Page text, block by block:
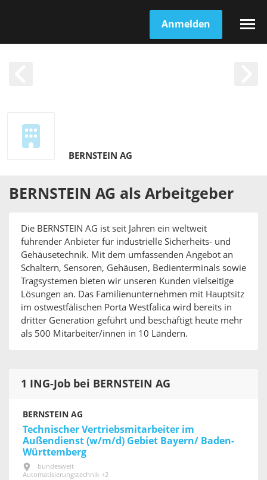
Anmelden
BERNSTEIN AG
BERNSTEIN AG als Arbeitgeber
Die BERNSTEIN AG ist seit Jahren ein weltweit
führender Anbieter für industrielle Sicherheits- und
Gehäusetechnik. Mit dem umfassenden Angebot an
Schaltern, Sensoren, Gehäusen, Bedienterminals sowie
Tragsystemen bieten wir unseren Kunden vielseitige
Lösungen an. Das Familienunternehmen mit Hauptsitz
im ostwestfälischen Porta Westfalica wird bereits in
dritter Generation geführt und beschäftigt heute mehr
als 500 Mitarbeiter/innen in 10 Ländern.
1 ING-Job bei BERNSTEIN AG
BERNSTEIN AG
Technischer Vertriebsmitarbeiter im
Außendienst (w/m/d) Gebiet Bayern/ Baden-
Württemberg
bundesweit
Automatisierungstechnik +2